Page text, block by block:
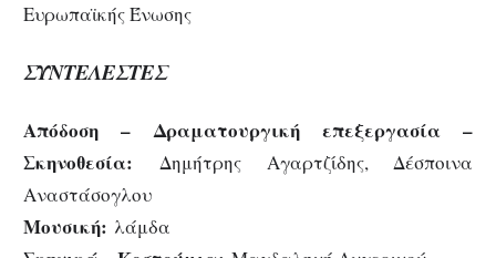
Ευρωπαϊκής Ένωσης
ΣΥΝΤΕΛΕΣΤΕΣ
Απόδοση – Δραματουργική επεξεργασία –
Σκηνοθεσία: Δημήτρης Αγαρτζίδης, Δέσποινα
Αναστάσογλου
Μουσική: λάμδα